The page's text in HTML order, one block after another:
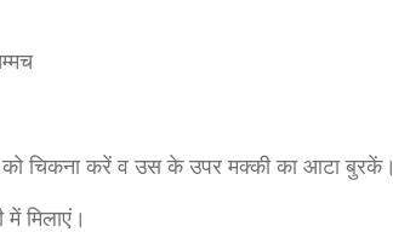
चिकना करें व उस के उपर मक्की का आटा बुरकें।
मिलाएं।